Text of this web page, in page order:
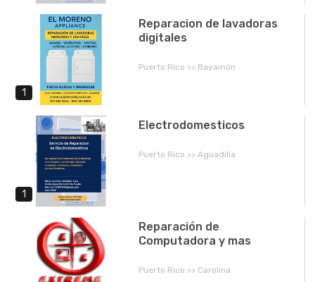
1
Reparacion de lavadoras
digitales
Puerto Rico >> Bayamón
1
Electrodomesticos
Puerto Rico >> Aguadilla
Reparación de
Computadora y mas
Puerto Rico >> Carolina